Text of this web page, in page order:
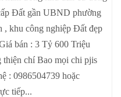
Đất gần UBND phường
khu công nghiệp Đất đẹp
bán : 3 Tỷ 600 Triệu
thiện chí Bao mọi chi pjis
: 0986504739 hoặc
tiếp...